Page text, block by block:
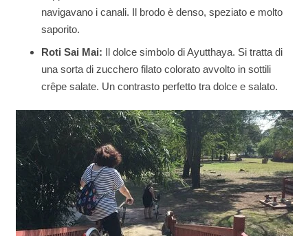
navigavano i canali. Il brodo è denso, speziato e molto
saporito.
Roti Sai Mai: Il dolce simbolo di Ayutthaya. Si tratta di
una sorta di zucchero filato colorato avvolto in sottili
crêpe salate. Un contrasto perfetto tra dolce e salato.